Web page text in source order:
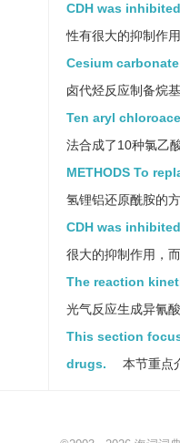
CDH was
性有很大的抑制作
Cesium
卤代烃反应制备烷基
Ten aryl
法合成了10种氯乙
METHODS To
氢锂铝还原酰胺的
CDH was
很大的抑制作用，
The reaction
光气反应生成异氰
This section
drugs.
本节重点